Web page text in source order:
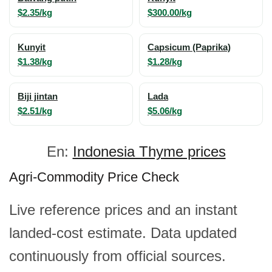
$2.35/kg $300.00/kg
Kunyit
$1.38/kg
Capsicum (Paprika)
$1.28/kg
Biji jintan
$2.51/kg
Lada
$5.06/kg
En: Indonesia Thyme prices
Agri-Commodity Price Check
Live reference prices and an instant
landed-cost estimate. Data updated
continuously from official sources.